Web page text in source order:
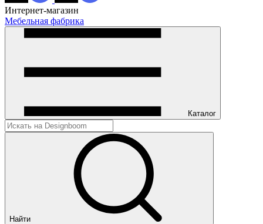
Интернет-магазин
Мебельная фабрика
Каталог
Найти